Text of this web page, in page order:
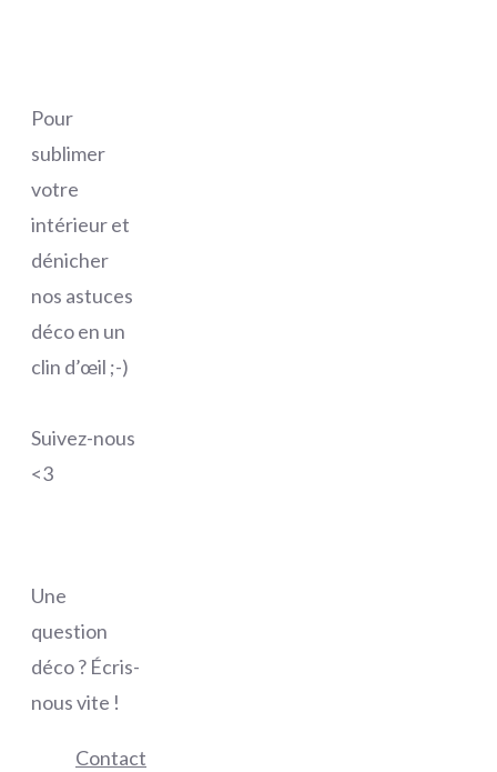
Pour
sublimer
votre
intérieur et
dénicher
nos astuces
déco en un
clin d’œil ;-)
Suivez-nous
<3
Une
question
déco ? Écris-
nous vite !
Contact